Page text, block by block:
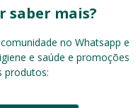
saber mais?
no Whatsapp e
e saúde e promoções
produtos: